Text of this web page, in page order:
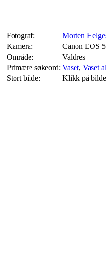
Fotograf:
Morten
Kamera:
Canon EOS
Område:
Valdres
Primære søkeord: Vaset, Vaset
Stort bilde:
Klikk på